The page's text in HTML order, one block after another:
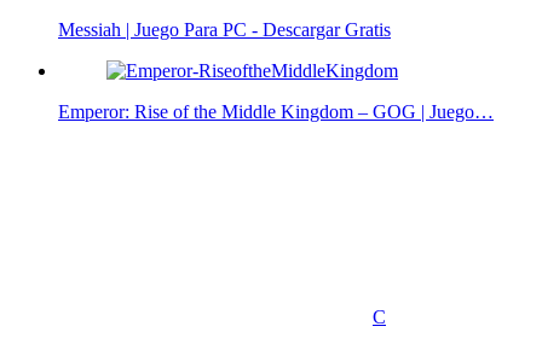
Messiah | Juego Para PC - Descargar Gratis
Emperor: Rise of the Middle Kingdom – GOG | Juego…
C